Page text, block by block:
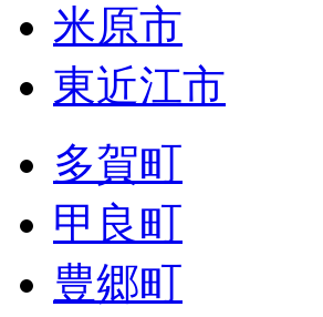
米原市
東近江市
多賀町
甲良町
豊郷町